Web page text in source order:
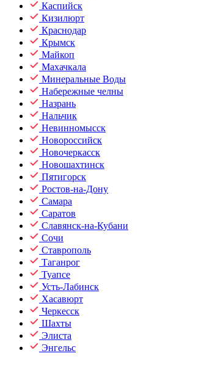
Каспийск
Кизилюрт
Краснодар
Крымск
Майкоп
Махачкала
Минеральные Воды
Набережные челны
Назрань
Нальчик
Невинномысск
Новороссийск
Новочеркасск
Новошахтинск
Пятигорск
Ростов-на-Дону
Самара
Саратов
Славянск-на-Кубани
Сочи
Ставрополь
Таганрог
Туапсе
Усть-Лабинск
Хасавюрт
Черкесск
Шахты
Элиста
Энгельс